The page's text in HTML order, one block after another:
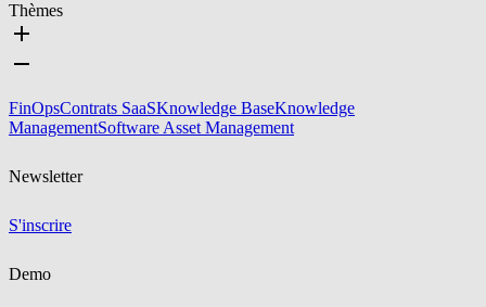
Thèmes
FinOpsContrats SaaSKnowledge BaseKnowledge
ManagementSoftware Asset Management
Newsletter
S'inscrire
Demo